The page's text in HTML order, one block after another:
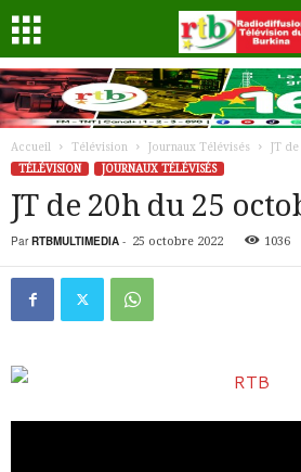
Accueil Télévision Journaux Télévisés
JT
TÉLÉVISION
JOURNAUX TÉLÉVISÉS
JT de 20h du 25
Par RTBMULTIMEDIA - 25 octobre 2022 1036